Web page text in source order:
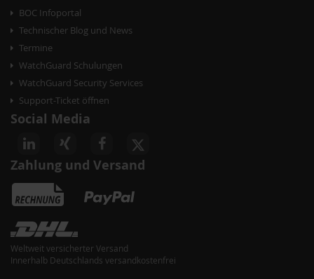
BOC Infoportal
Technischer Blog und News
Termine
WatchGuard Schulungen
WatchGuard Security Services
Support-Ticket öffnen
Social Media
Zahlung und Versand
Weltweit versicherter Versand
Innerhalb Deutschlands versandkostenfrei